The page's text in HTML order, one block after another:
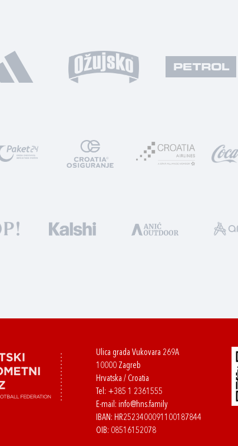
Ulica grada Vukovara 269A
10000 Zagreb
Hrvatska / Croatia
Tel: +385 1 2361555
E-mail: info@hns.family
IBAN: HR2523400091100187844
OIB: 08516152078